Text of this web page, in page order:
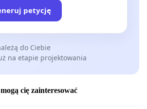
petycję
do Ciebie
na etapie projektowania
cię zainteresować